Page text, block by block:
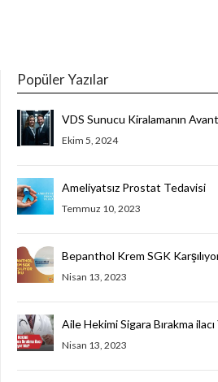
Popüler Yazılar
VDS Sunucu Kiralamanın
Ekim 5, 2024
Ameliyatsız Prostat Tedavisi
Temmuz 10, 2023
Bepanthol Krem SGK
Nisan 13, 2023
Aile Hekimi Sigara Bırakma ilacı
Nisan 13, 2023